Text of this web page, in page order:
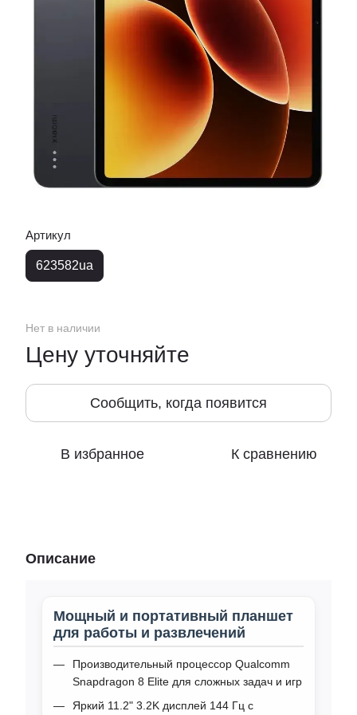
Артикул
623582ua
Нет в наличии
Цену уточняйте
Сообщить, когда появится
В избранное К сравнению
Описание
Мощный и портативный планшет
для работы и развлечений
Производительный процессор Qualcomm
Snapdragon 8 Elite для сложных задач и игр
Яркий 11.2" 3.2K дисплей 144 Гц с